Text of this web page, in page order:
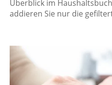
Überblick im
addieren Sie nur die